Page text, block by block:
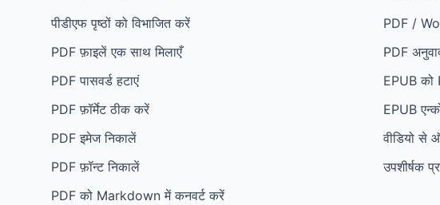
पीडीएफ पृष्ठों को विभाजित करें
PDF फ़ाइलें एक साथ मिलाएँ
PDF पासवर्ड हटाएं
PDF फ़ॉर्मेट ठीक करें
PDF इमेज निकालें
PDF फ़ॉन्ट निकालें
PDF को Markdown में कनवर्ट करें
PDF /
PDF
EPUB को
EPUB
वीडियो से
उपशीर्षक